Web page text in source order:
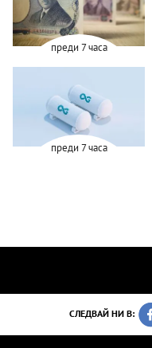
преди 7 часа
преди 7 часа
СЛЕДВАЙ НИ В: